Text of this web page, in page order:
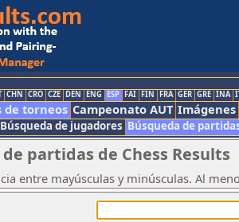
CHN CRO CZE DEN ENG ESP FAI FIN FRA GER GRE INA
de torneos Campeonato AUT Imágenes
Búsqueda de jugadores Búsqueda de
partidas de Chess Results
entre mayúsculas y minúsculas. Al